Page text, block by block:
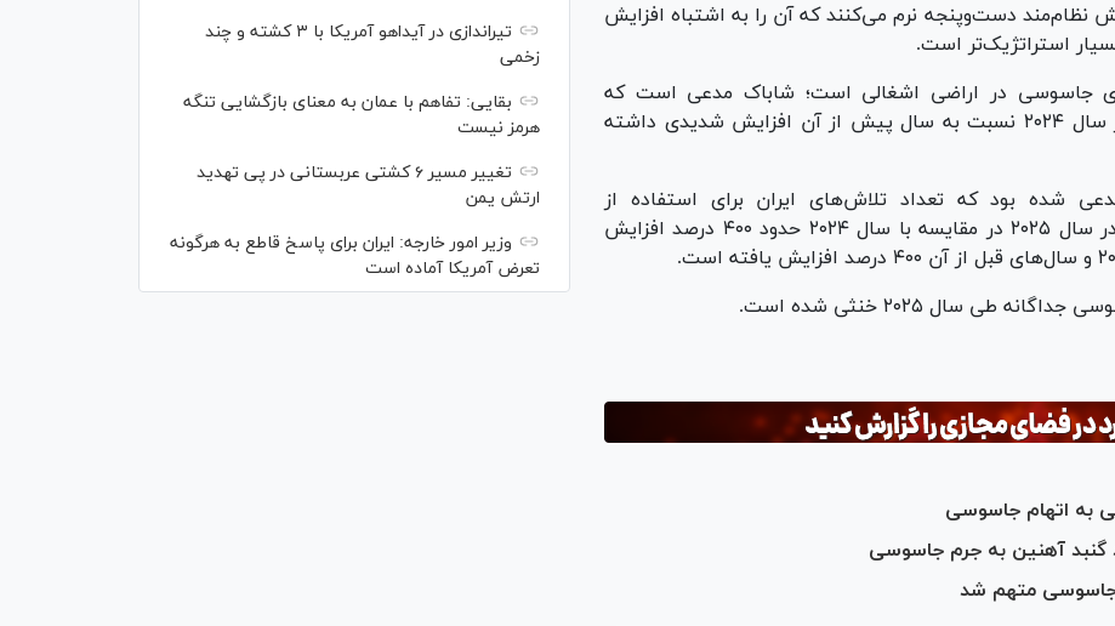
دست‌وپنجه نرم می‌کنند که آن را به اشتباه افزایش
استراتژیک‌تر است.
جاسوسی در اراضی اشغالی است؛ شاباک مدعی است که
بازداشت‌ها به ظن جاسوسی از طرف ایران در سال ۲۰۲۴ نسبت به سال پیش از آن افزایش شدیدی داشته
شده بود که تعداد تلاش‌های ایران برای استفاده از
شهرک‌نشینان صهیونیست به‌عنوان جاسوس در سال ۲۰۲۵ در مقایسه با سال ۲۰۲۴ حدود ۴۰۰ درصد افزایش
آهنین به جرم جاسوسی
متهم شد
تیراندازی در آیداهو آمریکا با ۳ کشته و چند
زخمی
بقایی: تفاهم با عمان به معنای بازگشایی تنگه
هرمز نیست
تغییر مسیر ۶ کشتی عربستانی در پی تهدید
ارتش یمن
وزیر امور خارجه: ایران برای پاسخ قاطع به هرگونه
تعرض آمریکا آماده است